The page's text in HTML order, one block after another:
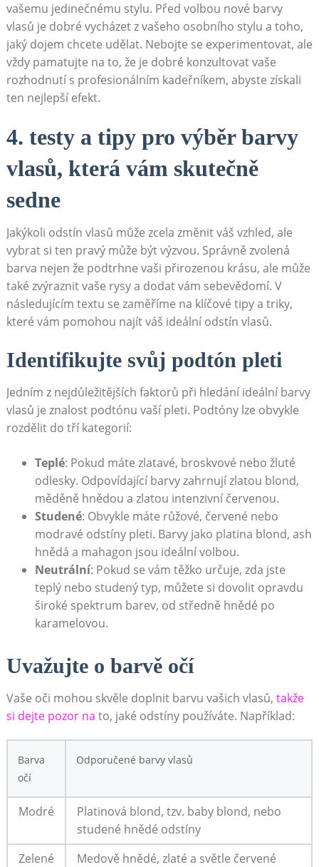
vašemu jedinečnému stylu. Před volbou nové‍ barvy
vlasů je⁤ dobré‌ vycházet z vašeho osobního stylu a​ toho,
jaký⁢ dojem chcete udělat. Nebojte⁤ se‌ experimentovat, ale
vždy⁢ pamatujte​ na‍ to, že je dobré konzultovat vaše⁤
rozhodnutí s‌ profesionálním kadeřníkem,‍ abyste získali
ten nejlepší efekt.
4. testy a tipy pro⁢ výběr barvy⁤
vlasů, která vám skutečně
⁤sedne
Jakýkoli odstín ⁢vlasů může⁣ zcela změnit váš ⁣vzhled, ale
vybrat si ten pravý může být výzvou.⁤ Správně⁤ zvolená⁤
barva nejen že podtrhne vaši přirozenou⁢ krásu, ale může
také⁤ zvýraznit vaše rysy a dodat ⁤vám⁢ sebevědomí. V
následujícím textu se‌ zaměříme​ na klíčové tipy a triky,
které ​vám pomohou najít váš⁤ ideální ⁢odstín vlasů.
Identifikujte svůj podtón pleti
Jedním z nejdůležitějších‍ faktorů při ⁢hledání ideální barvy
vlasů je znalost podtónu vaší pleti. Podtóny lze obvykle
rozdělit do ‍tří​ kategorií:
Teplé: ‍Pokud máte zlatavé, broskvové ‍nebo žluté
‌odlesky. Odpovídající barvy​ zahrnují zlatou ⁣blond,
měděně‍ hnědou a zlatou intenzivní červenou.
Studené: ‌Obvykle máte ⁣růžové, ⁣červené ⁢nebo
modravé odstíny pleti. Barvy jako platina blond,⁢ ash
​hnědá a mahagon jsou ‍ideální volbou.
Neutrální: Pokud se vám těžko určuje, zda ‌jste
teplý​ nebo studený⁣ typ, můžete si dovolit opravdu
široké spektrum barev, od středně​ hnědé po
karamelovou.
Uvažujte o barvě očí
Vaše oči ⁣mohou skvěle doplnit barvu vašich vlasů, takže‌
si dejte pozor na to, ‌jaké ‌odstíny používáte.​ Například:
Barva
očí
Odporučené barvy ‌vlasů
Modré
Platinová blond, tzv. baby ⁤blond, nebo
studené hnědé odstíny
Zelené
Medově hnědé,⁤ zlaté⁢ a světle červené⁣